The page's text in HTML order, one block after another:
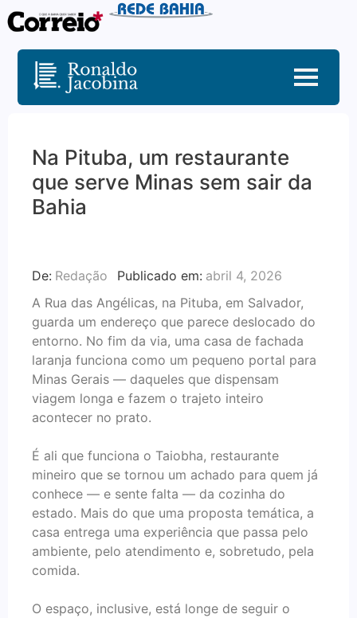
Na Pituba, um restaurante
que serve Minas sem sair da
Bahia
De: Redação Publicado em: abril 4, 2026
A Rua das Angélicas, na Pituba, em Salvador,
guarda um endereço que parece deslocado do
entorno. No fim da via, uma casa de fachada
laranja funciona como um pequeno portal para
Minas Gerais — daqueles que dispensam
viagem longa e fazem o trajeto inteiro
acontecer no prato.
É ali que funciona o Taiobha, restaurante
mineiro que se tornou um achado para quem já
conhece — e sente falta — da cozinha do
estado. Mais do que uma proposta temática, a
casa entrega uma experiência que passa pelo
ambiente, pelo atendimento e, sobretudo, pela
comida.
O espaço, inclusive, está longe de seguir o